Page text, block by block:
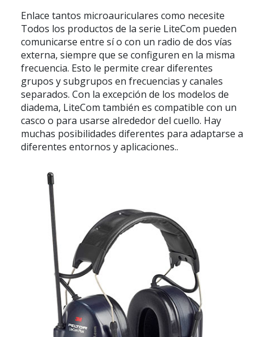
Enlace tantos microauriculares como necesite
Todos los productos de la serie LiteCom pueden
comunicarse entre sí o con un radio de dos vías
externa, siempre que se configuren en la misma
frecuencia. Esto le permite crear diferentes
grupos y subgrupos en frecuencias y canales
separados. Con la excepción de los modelos de
diadema, LiteCom también es compatible con un
casco o para usarse alrededor del cuello. Hay
muchas posibilidades diferentes para adaptarse a
diferentes entornos y aplicaciones..